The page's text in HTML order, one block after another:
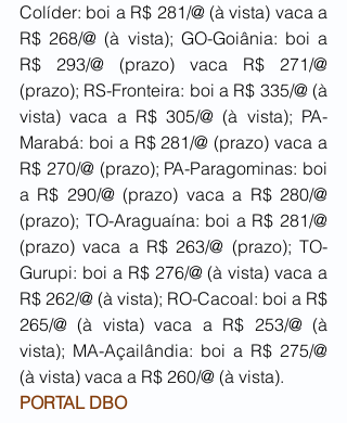
Colíder: boi a R$ 281/@ (à vista) vaca a
R$ 268/@ (à vista); GO-Goiânia: boi a
R$ 293/@ (prazo) vaca R$ 271/@
(prazo); RS-Fronteira: boi a R$ 335/@ (à
vista) vaca a R$ 305/@ (à vista); PA-
Marabá: boi a R$ 281/@ (prazo) vaca a
R$ 270/@ (prazo); PA-Paragominas: boi
a R$ 290/@ (prazo) vaca a R$ 280/@
(prazo); TO-Araguaína: boi a R$ 281/@
(prazo) vaca a R$ 263/@ (prazo); TO-
Gurupi: boi a R$ 276/@ (à vista) vaca a
R$ 262/@ (à vista); RO-Cacoal: boi a R$
265/@ (à vista) vaca a R$ 253/@ (à
vista); MA-Açailândia: boi a R$ 275/@
(à vista) vaca a R$ 260/@ (à vista).
PORTAL DBO